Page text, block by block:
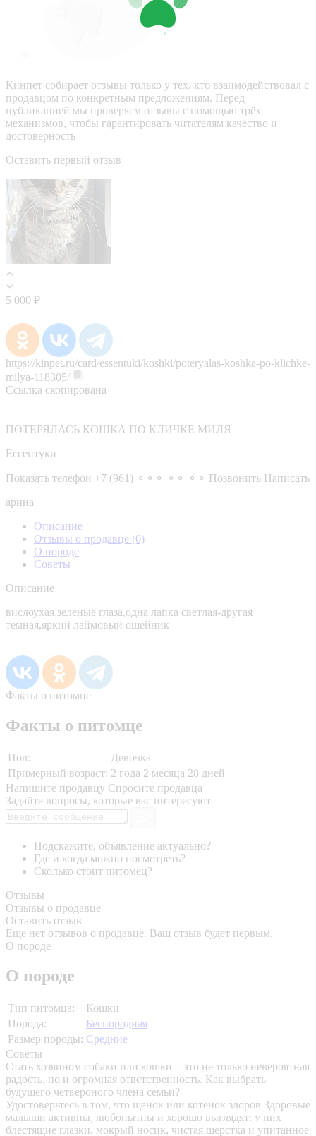
Кинпет собирает отзывы только у тех, кто взаимодействовал с
продавцом по конкретным предложениям. Перед
публикацией мы проверяем отзывы с помощью трёх
механизмов, чтобы гарантировать читателям качество и
достоверность
Оставить первый отзыв
5 000 ₽
https://kinpet.ru/card/essentuki/koshki/poteryalas-koshka-po-klichke-
milya-118305/
Ссылка скопирована
ПОТЕРЯЛАСЬ КОШКА ПО КЛИЧКЕ МИЛЯ
Ессентуки
Показать телефон +7 (961) ⚬⚬⚬ ⚬⚬ ⚬⚬ Позвонить Написать
арина
Описание
Отзывы о продавце (0)
О породе
Советы
Описание
вислоухая,зеленые глаза,одна лапка светлая-другая
темная,яркий лаймовый ошейник
Факты о питомце
Факты о питомце
Пол:
Девочка
Примерный возраст: 2 года 2 месяца 28 дней
Напишите продавцу Спросите продавца
Задайте вопросы, которые вас интересуют
Подскажите, объявление актуально?
Где и когда можно посмотреть?
Сколько стоит питомец?
Отзывы
Отзывы о продавце
Оставить отзыв
Еще нет отзывов о продавце. Ваш отзыв будет первым.
О породе
О породе
Тип питомца:
Кошки
Порода:
Беспородная
Размер породы: Средние
Советы
Стать хозяином собаки или кошки – это не только невероятная
радость, но и огромная ответственность. Как выбрать
будущего четвероного члена семьи?
Удостоверьтесь в том, что щенок или котенок здоров Здоровые
малыши активны, любопытны и хорошо выглядят: у них
блестящие глазки, мокрый носик, чистая шерстка и упитанное